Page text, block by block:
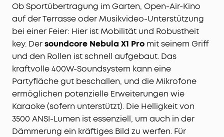
Ob Sportübertragung im Garten, Open-Air-Kino
auf der Terrasse oder Musikvideo-Unterstützung
bei einer Feier: Hier ist Mobilität und Robustheit
key. Dersoundcore Nebula X1 Pro mit seinem Griff
und den Rollen ist schnell aufgebaut. Das
kraftvolle 400W-Soundsystem kann eine
Partyfläche gut beschallen, und die Mikrofone
ermöglichen potenzielle Erweiterungen wie
Karaoke (sofern unterstützt). Die Helligkeit von
3500 ANSI-Lumen ist essenziell, um auch in der
Dämmerung ein kräftiges Bild zu werfen. Für